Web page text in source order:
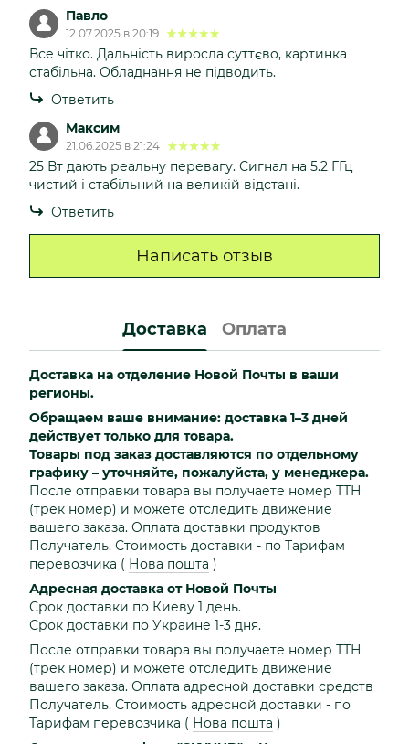
Павло
12.07.2025 в 20:19
Все чітко. Дальність виросла суттєво, картинка
стабільна. Обладнання не підводить.
Ответить
Максим
21.06.2025 в 21:24
25 Вт дають реальну перевагу. Сигнал на 5.2 ГГц
чистий і стабільний на великій відстані.
Ответить
Написать отзыв
Доставка Оплата
Доставка на отделение Новой Почты в ваши
регионы.
Обращаем ваше внимание: доставка 1–3 дней
действует только для товара.
Товары под заказ доставляются по отдельному
графику – уточняйте, пожалуйста, у менеджера.
После отправки товара вы получаете номер ТТН
(трек номер) и можете отследить движение
вашего заказа. Оплата доставки продуктов
Получатель. Стоимость доставки - по Тарифам
перевозчика ( Нова пошта )
Адресная доставка от Новой Почты
Срок доставки по Киеву 1 день.
Срок доставки по Украине 1-3 дня.
После отправки товара вы получаете номер ТТН
(трек номер) и можете отследить движение
вашего заказа. Оплата адресной доставки средств
Получатель. Стоимость адресной доставки - по
Тарифам перевозчика ( Нова пошта )